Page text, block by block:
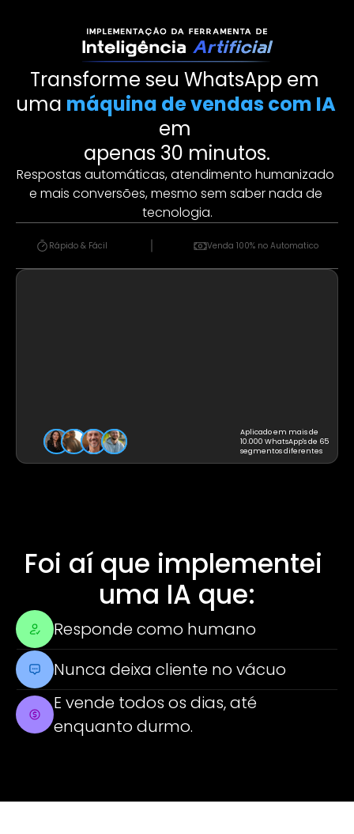
Transforme seu WhatsApp em
uma máquina de vendas com IA
em
apenas 30 minutos.
Respostas automáticas, atendimento humanizado
e mais conversões, mesmo sem saber nada de
tecnologia.
Rápido & Fácil Venda 100% no Automatico
Aplicado em mais de
10.000 WhatsApp's de 65
segmentos diferentes
Foi aí que implementei
uma IA que:
Responde como humano
Nunca deixa cliente no vácuo
E vende todos os dias, até
enquanto durmo.